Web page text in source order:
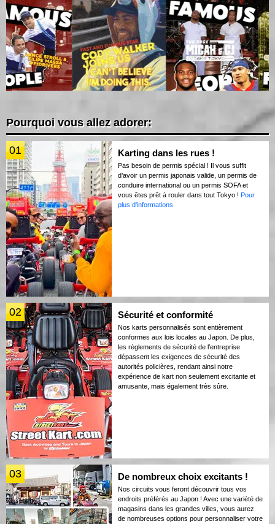
Pourquoi vous allez adorer:
01 Karting dans les rues !
Pas besoin de permis spécial ! Il vous suffit
d’avoir un permis japonais valide, un permis de
conduire international ou un permis SOFA et
vous êtes prêt à rouler dans tout Tokyo ! Pour
plus d'informations
02 Sécurité et conformité
Nos karts personnalisés sont entièrement
conformes aux lois locales au Japon. De plus,
les règlements de sécurité de l’entreprise
dépassent les exigences de sécurité des
autorités policières, rendant ainsi notre
expérience de kart non seulement excitante et
amusante, mais également très sûre.
03 De nombreux choix excitants !
Nos circuits vous feront découvrir tous vos
endroits préférés au Japon ! Avec une variété de
magasins dans les grandes villes, vous aurez
de nombreuses options pour personnaliser votre